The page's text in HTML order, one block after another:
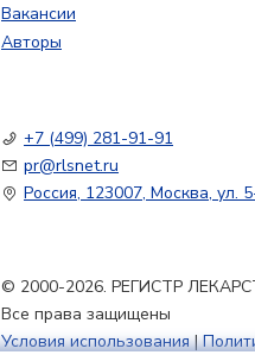
Вакансии
Авторы
+7 (499) 281-91-91
pr@rlsnet.ru
Россия, 123007, Москва, ул.
© 2000-2026. РЕГИСТР
Все права защищены
Условия использования|